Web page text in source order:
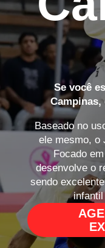
Se você
Baseado no
ele mesmo, o
Focado
desenvolve o
sendo